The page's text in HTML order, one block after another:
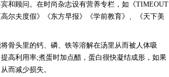
和顾问。在时尚杂志设有营养专栏，如《TIMEOUT
尔夫度假》《东方早报》《学前教育》、《天下美
头里的钙、磷、铁等溶解在汤里从而被人体吸
高利用率;煮蛋时加点醋，蛋白很快凝结成形，如果
而减少损失。